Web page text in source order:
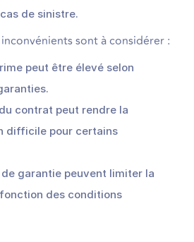
de sinistre.
sont à considérer :
peut être élevé selon
contrat peut rendre la
difficile pour certains
de garantie peuvent limiter la
des conditions